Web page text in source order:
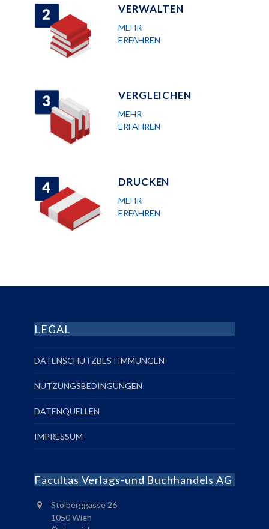
VERWALTEN
MEHR
ERFAHREN
VERGLEICHEN
MEHR
ERFAHREN
DRUCKEN
MEHR
ERFAHREN
LEGAL
DATENSCHUTZBESTIMMUNGEN
NUTZUNGSBEDINGUNGEN
DATENQUELLEN
IMPRESSUM
Facultas Verlags-und Buchhandels AG
Stolberggasse 26
1050 Wien